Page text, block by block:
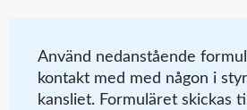
Använd nedanstående
kontakt med med någon i
kansliet. Formuläret skickas